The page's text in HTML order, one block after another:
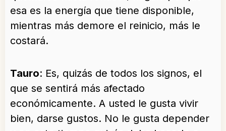
esa es la energía que tiene disponible,
mientras más demore el reinicio, más le
costará.
Tauro: Es, quizás de todos los signos, el
que se sentirá más afectado
económicamente. A usted le gusta vivir
bien, darse gustos. No le gusta depender